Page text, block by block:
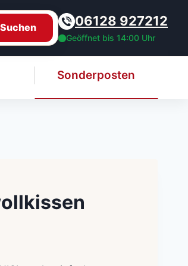
Suchen 06128 927212
Geöffnet bis 14:00 Uhr
Sonderposten